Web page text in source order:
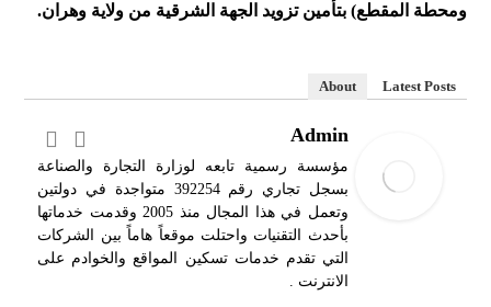
ومحطة المقطع) بتأمين تزويد الجهة الشرقية من ولاية وهران.
About Latest Posts
Admin
مؤسسة رسمية تابعه لوزارة التجارة والصناعة
بسجل تجاري رقم 392254 متواجدة في دولتين
وتعمل في هذا المجال منذ 2005 وقدمت خدماتها
بأحدث التقنيات واحتلت موقعاً هاماً بين الشركات
التي تقدم خدمات تسكين المواقع والخوادم على
الانترنت .